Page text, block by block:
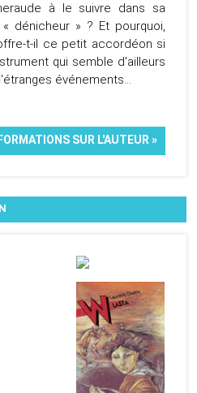
à le suivre dans sa
dénicheur » ? Et pourquoi,
t-il ce petit accordéon si
qui semble d'ailleurs
événements...
SUR L'AUTEUR »